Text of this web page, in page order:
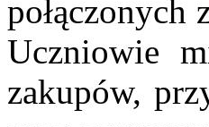
połączonych
Uczniowie
zakupów,